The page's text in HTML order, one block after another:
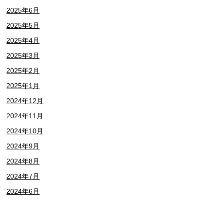
2025年6月
2025年5月
2025年4月
2025年3月
2025年2月
2025年1月
2024年12月
2024年11月
2024年10月
2024年9月
2024年8月
2024年7月
2024年6月